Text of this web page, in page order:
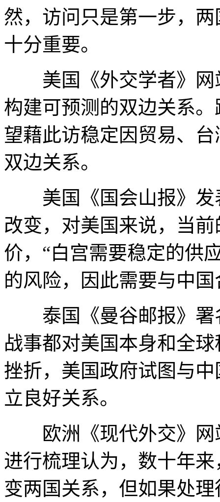
然，访问只是第一步，
十分重要。
美国《外交学者》网
构建可预测的双边关系
望藉此访稳定因贸易、
双边关系。
美国《国会山报》发
改变，对美国来说，当
价，“白宫需要稳定的供
的风险，因此需要与中
泰国《曼谷邮报》署
战事都对美国本身和全
挫折，美国政府试图与
立良好关系。
欧洲《现代外交》网
进行梳理认为，数十年
变两国关系，但如果处